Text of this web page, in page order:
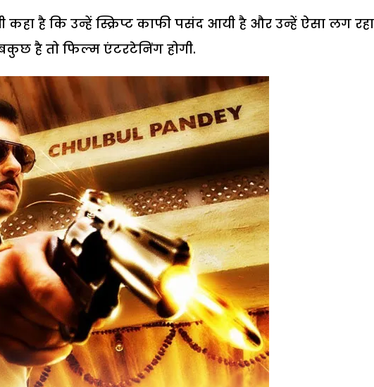
है कि उन्हें स्क्रिप्ट काफी पसंद आयी है और उन्हें ऐसा लग
है तो फिल्म एंटरटेनिंग होगी.